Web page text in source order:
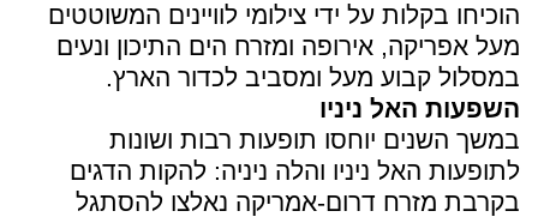
הוכיחו בקלות על ידי צילומי לוויינים המשוטטים
מעל אפריקה, אירופה ומזרח הים התיכון ונעים
במסלול קבוע מעל ומסביב לכדור הארץ.
השפעות האל ניניו
במשך השנים יוחסו תופעות רבות ושונות
לתופעות האל ניניו והלה ניניה: להקות הדגים
בקרבת מזרח דרום-אמריקה נאלצו להסתגל